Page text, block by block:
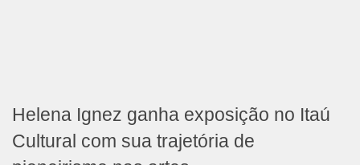
Helena Ignez ganha exposição no Itaú
Cultural com sua trajetória de